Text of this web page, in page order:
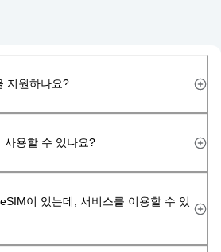
지원하나요?
사용할 수 있나요?
이 있는데, 서비스를 이용할 수 있